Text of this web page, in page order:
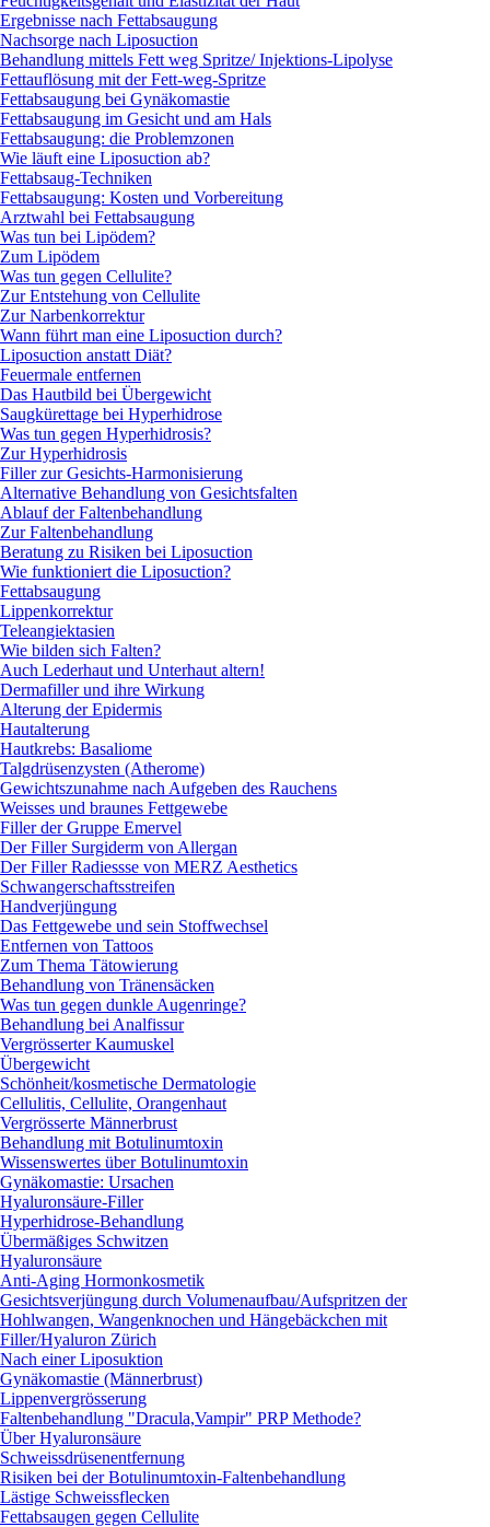
Ergebnisse nach Fettabsaugung
Nachsorge nach Liposuction
Behandlung mittels Fett weg Spritze/ Injektions-Lipolyse
Fettauflösung mit der Fett-weg-Spritze
Fettabsaugung bei Gynäkomastie
Fettabsaugung im Gesicht und am Hals
Fettabsaugung: die Problemzonen
Wie läuft eine Liposuction ab?
Fettabsaug-Techniken
Fettabsaugung: Kosten und Vorbereitung
Arztwahl bei Fettabsaugung
Was tun bei Lipödem?
Zum Lipödem
Was tun gegen Cellulite?
Zur Entstehung von Cellulite
Zur Narbenkorrektur
Wann führt man eine Liposuction durch?
Liposuction anstatt Diät?
Feuermale entfernen
Das Hautbild bei Übergewicht
Saugkürettage bei Hyperhidrose
Was tun gegen Hyperhidrosis?
Zur Hyperhidrosis
Filler zur Gesichts-Harmonisierung
Alternative Behandlung von Gesichtsfalten
Ablauf der Faltenbehandlung
Zur Faltenbehandlung
Beratung zu Risiken bei Liposuction
Wie funktioniert die Liposuction?
Fettabsaugung
Lippenkorrektur
Teleangiektasien
Wie bilden sich Falten?
Auch Lederhaut und Unterhaut altern!
Dermafiller und ihre Wirkung
Alterung der Epidermis
Hautalterung
Hautkrebs: Basaliome
Talgdrüsenzysten (Atherome)
Gewichtszunahme nach Aufgeben des Rauchens
Weisses und braunes Fettgewebe
Filler der Gruppe Emervel
Der Filler Surgiderm von Allergan
Der Filler Radiessse von MERZ Aesthetics
Schwangerschaftsstreifen
Handverjüngung
Das Fettgewebe und sein Stoffwechsel
Entfernen von Tattoos
Zum Thema Tätowierung
Behandlung von Tränensäcken
Was tun gegen dunkle Augenringe?
Behandlung bei Analfissur
Vergrösserter Kaumuskel
Übergewicht
Schönheit/kosmetische Dermatologie
Cellulitis, Cellulite, Orangenhaut
Vergrösserte Männerbrust
Behandlung mit Botulinumtoxin
Wissenswertes über Botulinumtoxin
Gynäkomastie: Ursachen
Hyaluronsäure-Filler
Hyperhidrose-Behandlung
Übermäßiges Schwitzen
Hyaluronsäure
Anti-Aging Hormonkosmetik
Gesichtsverjüngung durch Volumenaufbau/Aufspritzen der
Hohlwangen, Wangenknochen und Hängebäckchen mit
Filler/Hyaluron Zürich
Nach einer Liposuktion
Gynäkomastie (Männerbrust)
Lippenvergrösserung
Faltenbehandlung "Dracula,Vampir" PRP Methode?
Über Hyaluronsäure
Schweissdrüsenentfernung
Risiken bei der Botulinumtoxin-Faltenbehandlung
Lästige Schweissflecken
Fettabsaugen gegen Cellulite